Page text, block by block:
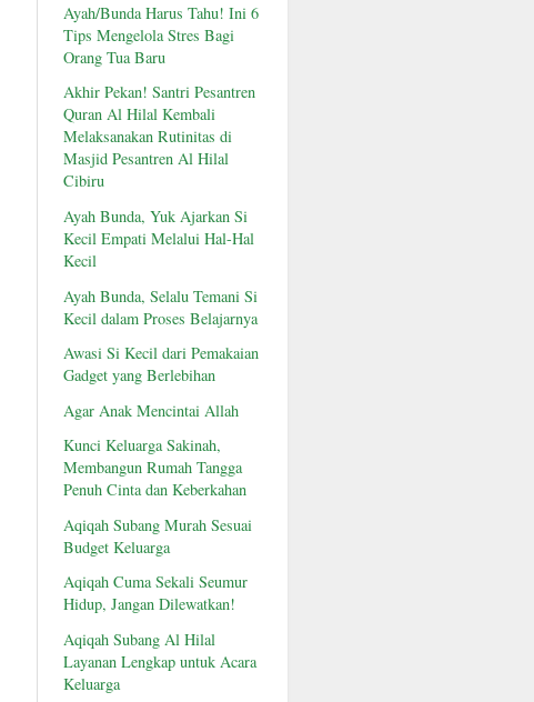
Ayah/Bunda Harus Tahu! Ini 6
Tips Mengelola Stres Bagi
Orang Tua Baru
Akhir Pekan! Santri Pesantren
Quran Al Hilal Kembali
Melaksanakan Rutinitas di
Masjid Pesantren Al Hilal
Cibiru
Ayah Bunda, Yuk Ajarkan Si
Kecil Empati Melalui Hal-Hal
Kecil
Ayah Bunda, Selalu Temani Si
Kecil dalam Proses Belajarnya
Awasi Si Kecil dari Pemakaian
Gadget yang Berlebihan
Agar Anak Mencintai Allah
Kunci Keluarga Sakinah,
Membangun Rumah Tangga
Penuh Cinta dan Keberkahan
Aqiqah Subang Murah Sesuai
Budget Keluarga
Aqiqah Cuma Sekali Seumur
Hidup, Jangan Dilewatkan!
Aqiqah Subang Al Hilal
Layanan Lengkap untuk Acara
Keluarga